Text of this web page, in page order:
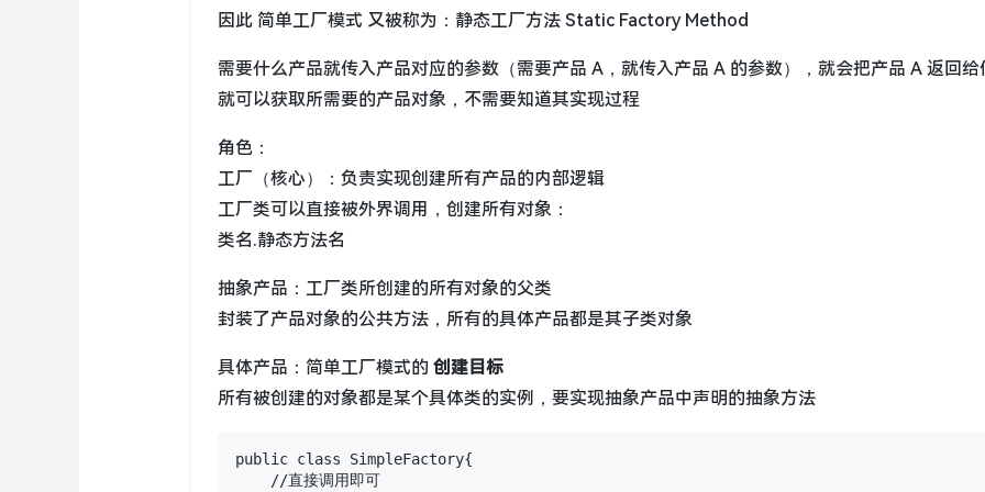
因此 简单工厂模式 又被称为：静态工厂方法 Static Factory Method
需要什么产品就传入产品对应的参数（需要产品 A，就传入产品 A 的参数），就会把产品 A 返回给
就可以获取所需要的产品对象，不需要知道其实现过程
角色：
工厂（核心）：负责实现创建所有产品的内部逻辑
工厂类可以直接被外界调用，创建所有对象：
类名.静态方法名
抽象产品：工厂类所创建的所有对象的父类
封装了产品对象的公共方法，所有的具体产品都是其子类对象
具体产品：简单工厂模式的 创建目标
所有被创建的对象都是某个具体类的实例，要实现抽象产品中声明的抽象方法
public class SimpleFactory{
    //直接调用即可